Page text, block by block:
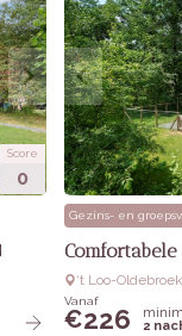
Score
0
Gezins- en
‘t Loo-
Vanaf
€226
2